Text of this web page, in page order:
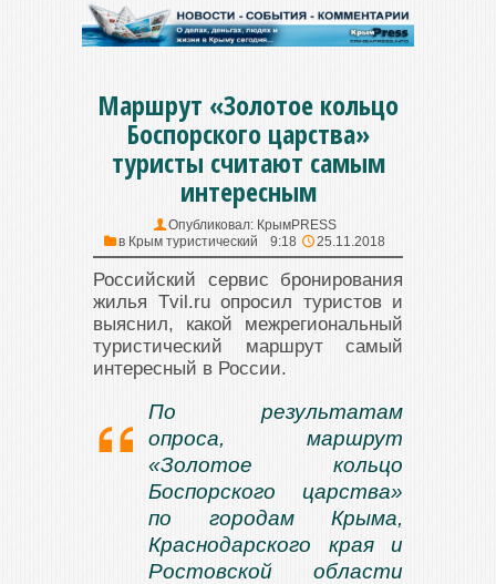
Маршрут «Золотое кольцо
Боспорского царства»
туристы считают самым
интересным
Опубликовал: КрымPRESS
в Крым туристический 9:18 25.11.2018
Российский сервис бронирования
жилья Tvil.ru опросил туристов и
выяснил, какой межрегиональный
туристический маршрут самый
интересный в России.
По результатам
опроса, маршрут
«Золотое кольцо
Боспорского царства»
по городам Крыма,
Краснодарского края и
Ростовской области